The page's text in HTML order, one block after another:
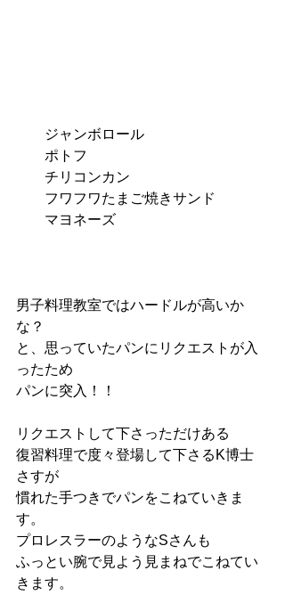
ジャンボロール
ポトフ
チリコンカン
フワフワたまご焼きサンド
マヨネーズ
男子料理教室ではハードルが高いか
な？
と、思っていたパンにリクエストが入
ったため
パンに突入！！
リクエストして下さっただけある
復習料理で度々登場して下さるK博士
さすが
慣れた手つきでパンをこねていきま
す。
プロレスラーのようなSさんも
ふっとい腕で見よう見まねでこねてい
きます。